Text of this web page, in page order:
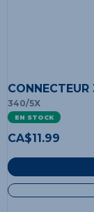
340/5X
EN STOCK
CA$11.99